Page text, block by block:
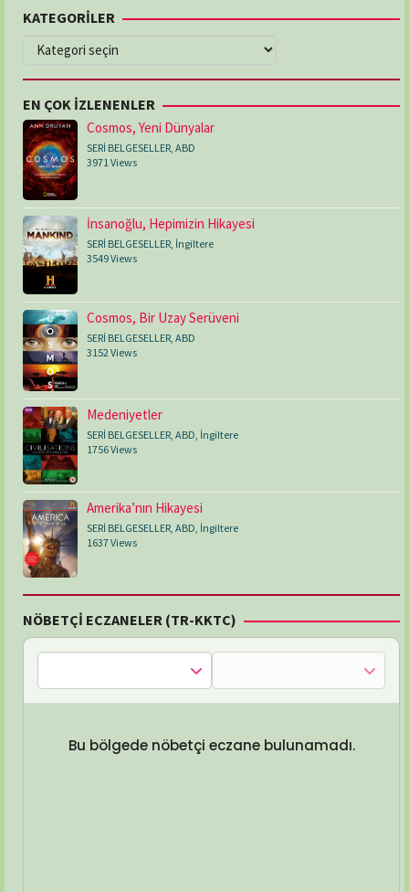
KATEGORİLER
KATEGORİLER
EN ÇOK İZLENENLER
Cosmos, Yeni Dünyalar
SERİ BELGESELLER, ABD
3971 Views
İnsanoğlu, Hepimizin Hikayesi
SERİ BELGESELLER, İngiltere
3549 Views
Cosmos, Bir Uzay Serüveni
SERİ BELGESELLER ABD
3152 Views
Medeniyetler
SERİ BELGESELLER ABD İngiltere
1756 Views
Amerika’nın Hikayesi
SERİ BELGESELLER, ABD, İngiltere
1637 Views
NÖBETÇİ ECZANELER (TR-KKTC)
Bu bölgede nöbetçi eczane bulunamadı.